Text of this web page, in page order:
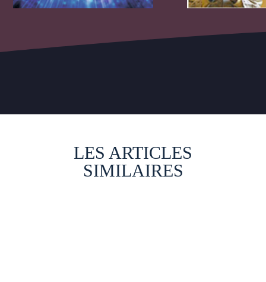
LES ARTICLES
SIMILAIRES